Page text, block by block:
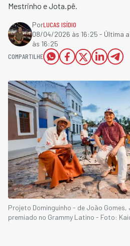
Mestrinho e Jota.pê.
PorLUCAS ISÍDIO
08/04/2026 às 16:25 - Última
às 16:25
COMPARTILHE
Projeto Dominguinho - de João
premiado no Grammy Latino - Foto: